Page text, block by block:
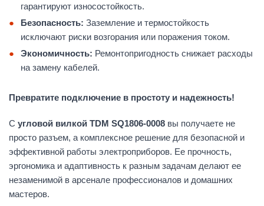
гарантируют износостойкость.
Безопасность: Заземление и термостойкость
исключают риски возгорания или поражения током.
Экономичность: Ремонтопригодность снижает расходы
на замену кабелей.
Превратите подключение в простоту и надежность!
С угловой вилкой TDM SQ1806-0008 вы получаете не
просто разъем, а комплексное решение для безопасной и
эффективной работы электроприборов. Ее прочность,
эргономика и адаптивность к разным задачам делают ее
незаменимой в арсенале профессионалов и домашних
мастеров.